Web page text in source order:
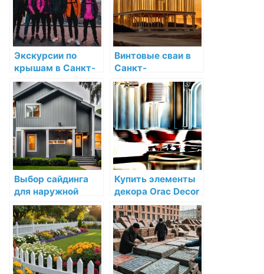
Экскурсии по
крышам в Санкт-
Петербурге:
история,
адреналин и
уникальные
перспективы
Винтовые сваи в
Санкт-
Петербурге:
надежный
фундамент для
любых построек
Выбор сайдинга
для наружной
отделки: лучшие
варианты и цены в
Санкт-Петербурге
Купить элементы
декора Orac Decor
в Санкт-
Петербурге